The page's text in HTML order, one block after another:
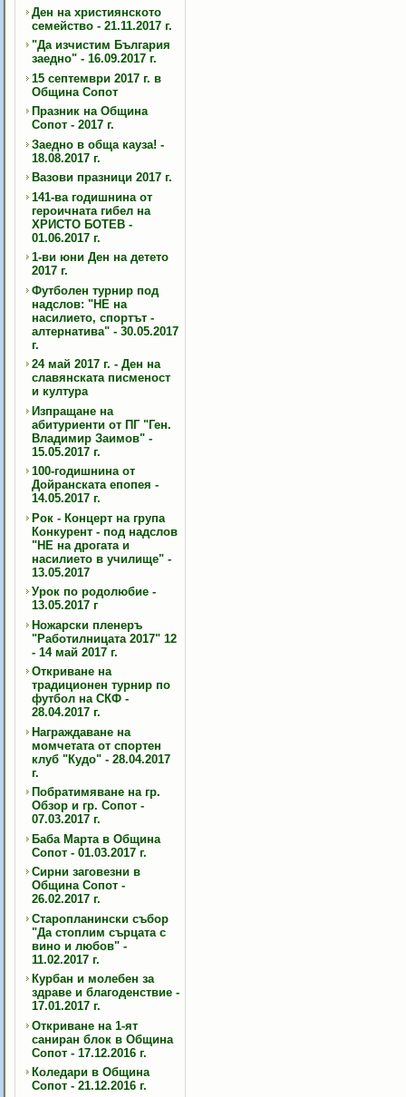
Ден на християнското
семейство - 21.11.2017 г.
"Да изчистим България
заедно" - 16.09.2017 г.
15 септември 2017 г. в
Община Сопот
Празник на Община
Сопот - 2017 г.
Заедно в обща кауза! -
18.08.2017 г.
Вазови празници 2017 г.
141-ва годишнина от
героичната гибел на
ХРИСТО БОТЕВ -
01.06.2017 г.
1-ви юни Ден на детето
2017 г.
Футболен турнир под
надслов: "НЕ на
насилието, спортът -
алтернатива" - 30.05.2017
г.
24 май 2017 г. - Ден на
славянската писменост
и култура
Изпращане на
абитуриенти от ПГ "Ген.
Владимир Заимов" -
15.05.2017 г.
100-годишнина от
Дойранската епопея -
14.05.2017 г.
Рок - Концерт на група
Конкурент - под надслов
"НЕ на дрогата и
насилието в училище" -
13.05.2017
Урок по родолюбие -
13.05.2017 г
Ножарски пленеръ
"Работилницата 2017" 12
- 14 май 2017 г.
Откриване на
традиционен турнир по
футбол на СКФ -
28.04.2017 г.
Награждаване на
момчетата от спортен
клуб "Кудо" - 28.04.2017
г.
Побратимяване на гр.
Обзор и гр. Сопот -
07.03.2017 г.
Баба Марта в Община
Сопот - 01.03.2017 г.
Сирни заговезни в
Община Сопот -
26.02.2017 г.
Старопланински събор
"Да стоплим сърцата с
вино и любов" -
11.02.2017 г.
Курбан и молебен за
здраве и благоденствие -
17.01.2017 г.
Откриване на 1-ят
саниран блок в Община
Сопот - 17.12.2016 г.
Коледари в Община
Сопот - 21.12.2016 г.